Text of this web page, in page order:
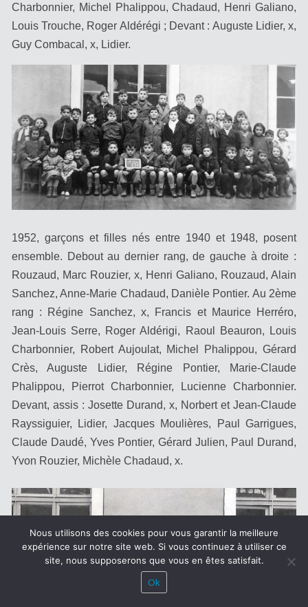
Charbonnier, Michel Phalippou, Chadaud, Henri Galiano,
Louis Trouche, Roger Aldérégi ; Devant : Auguste Lidier, x,
Guy Combacal, x, Lidier.
1952, garçons et filles nés entre 1940 et 1948, posent
ensemble. Debout au dernier rang, de gauche à droite :
Rouzaud, Marc Rouzier, x, Henri Galiano, Rouzaud, Alain
Sanchez, Anne-Marie Chadaud, Danièle Pontier. Au 2ème
rang : Régine Sanchez, x, Francis et Maurice Herréro,
Jean-Louis Serre, Roger Aldérigi, Raoul Beauron, Louis
Charbonnier, Robert Aujoulat, Michel Phalippou, Gérard
Crès, Auguste Lidier, Régine Pontier, Marie-Claude
Phalippou, Pierrot Charbonnier, Lucienne Charbonnier.
Devant, assis : Josette Durand, x, Norbert et Jean-Claude
Rayssiguier, Lidier, Jacques Moulières, Paul Garrigues,
Claude Daudé, Yves Pontier, Gérard Julien, Paul Durand,
Yvon Rouzier, Michèle Chadaud, x.
Nous utilisons des cookies pour vous garantir la meilleure
expérience sur notre site web. Si vous continuez à utiliser ce
site, nous supposerons que vous en êtes satisfait.
Ok